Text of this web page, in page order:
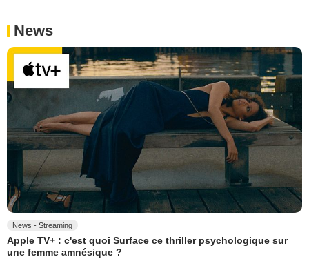
News
News - Streaming
Apple TV+ : c'est quoi Surface ce thriller psychologique sur
une femme amnésique ?